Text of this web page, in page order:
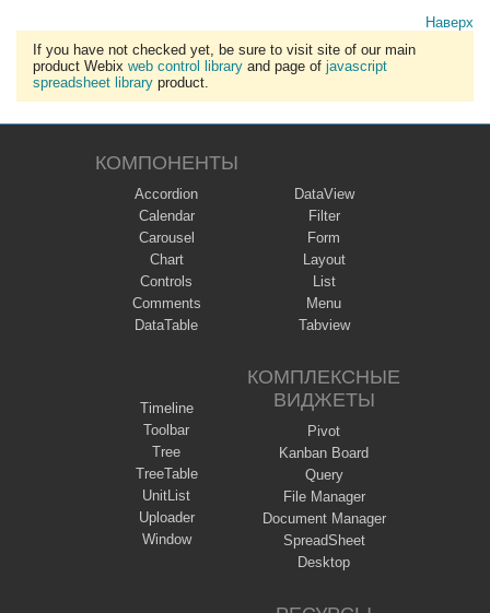
Наверх
If you have not checked yet, be sure to visit site of our main
product Webix web control library and page of javascript
spreadsheet library product.
КОМПОНЕНТЫ
Accordion
Calendar
Carousel
Chart
Controls
Comments
DataTable
DataView
Filter
Form
Layout
List
Menu
Tabview
Timeline
Toolbar
Tree
TreeTable
UnitList
Uploader
Window
КОМПЛЕКСНЫЕ
ВИДЖЕТЫ
Pivot
Kanban Board
Query
File Manager
Document Manager
SpreadSheet
Desktop